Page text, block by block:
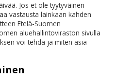
Jos et ole tyytyväinen
vastausta lainkaan kahden
Etelä-Suomen
aluehallintoviraston sivulla
voi tehdä ja miten asia